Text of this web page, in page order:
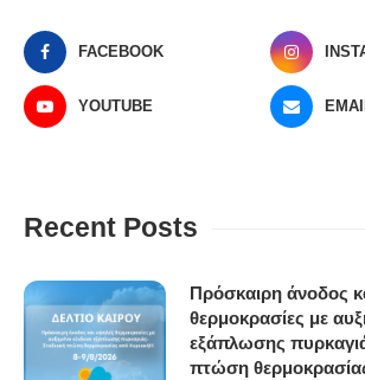
FACEBOOK
YOUTUBE
Recent Posts
Πρόσκαιρη άνοδος
θερμοκρασίες με
εξάπλωσης
πτώση